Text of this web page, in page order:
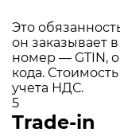
Это
он заказывает
номер — GTIN,
кода.
учета НДС.
5
Trade-in